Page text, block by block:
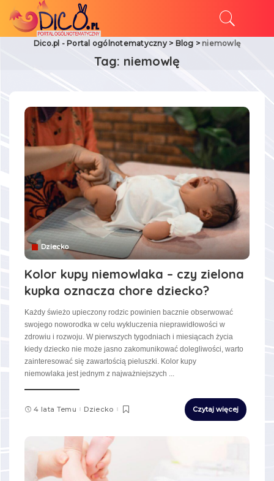
Dico.pl - Portal ogólnotematyczny> Blog >niemowlę
Tag: niemowlę
Dziecko
Kolor kupy niemowlaka – czy zielona
kupka oznacza chore dziecko?
Każdy świeżo upieczony rodzic powinien bacznie obserwować
swojego noworodka w celu wykluczenia nieprawidłowości w
zdrowiu i rozwoju. W pierwszych tygodniach i miesiącach życia
kiedy dziecko nie może jasno zakomunikować dolegliwości, warto
zainteresować się zawartością pieluszki. Kolor kupy
niemowlaka jest jednym z najważniejszych
4 lata Temu Dziecko Czytaj więcej